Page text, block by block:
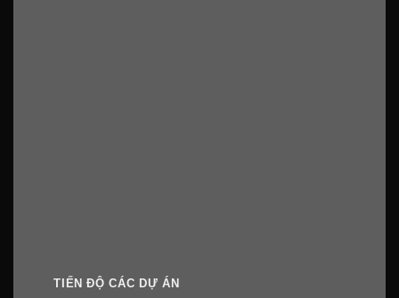
TIẾN ĐỘ CÁC DỰ ÁN